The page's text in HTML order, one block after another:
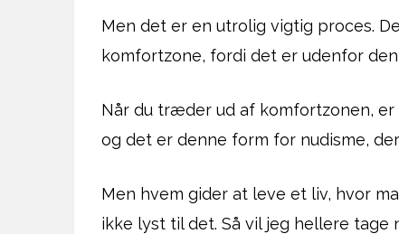
Men det er en utrolig vigtig proces.
komfortzone, fordi det er udenfor
Når du træder ud af komfortzonen, er
og det er denne form for nudisme,
Men hvem gider at leve et liv, hvor
ikke lyst til det. Så vil jeg hellere